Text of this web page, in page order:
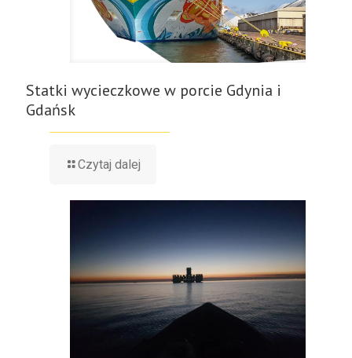
Statki wycieczkowe w porcie Gdynia i
Gdańsk
Czytaj dalej